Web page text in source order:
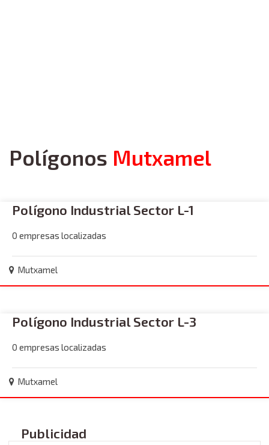
Polígonos Mutxamel
Polígono Industrial Sector L-1
0 empresas localizadas
Mutxamel
Polígono Industrial Sector L-3
0 empresas localizadas
Mutxamel
Publicidad